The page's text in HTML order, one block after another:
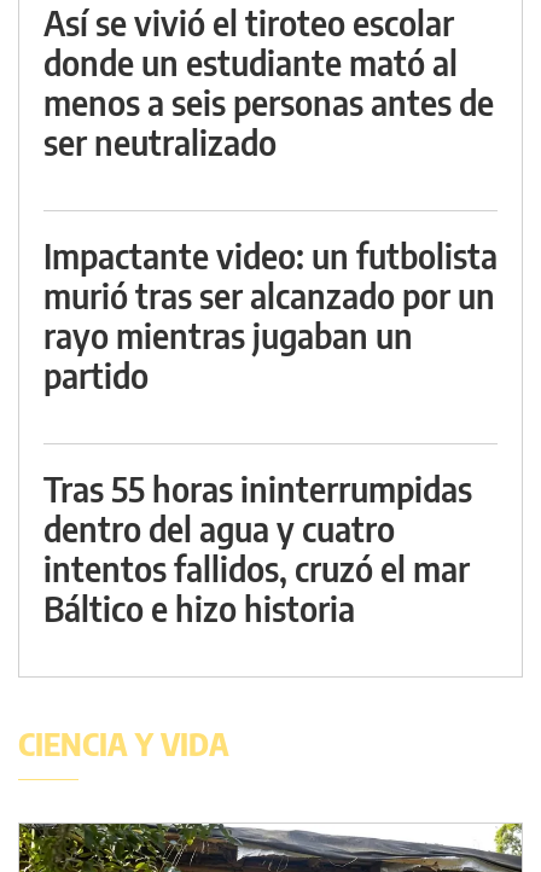
Así se vivió el tiroteo escolar
donde un estudiante mató al
menos a seis personas antes de
ser neutralizado
Impactante video: un futbolista
murió tras ser alcanzado por un
rayo mientras jugaban un
partido
Tras 55 horas ininterrumpidas
dentro del agua y cuatro
intentos fallidos, cruzó el mar
Báltico e hizo historia
CIENCIA Y VIDA